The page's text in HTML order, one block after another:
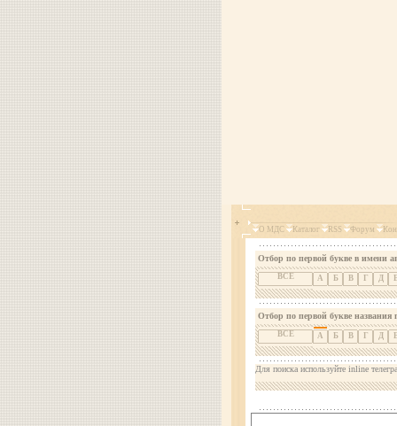
О МДС Каталог RSS Форум
Отбор по первой букве в имени
ВСЕ А Б В Г Д
Отбор по первой букве названия
ВСЕ А Б В Г Д
Для поиска используйте inline